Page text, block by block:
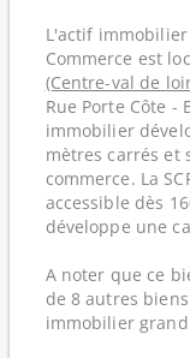
L'actif
Commerce est
(Centre-val de
Rue Porte Côte -
immobilier
mètres carrés et
commerce. La
accessible dès
développe une
A noter que ce
de 8 autres
immobilier